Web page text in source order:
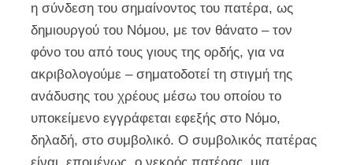
η σύνδεση του σημαίνοντος του πατέρα, ως
δημιουργού του Νόμου, με τον θάνατο – τον
φόνο του από τους γιους της ορδής, για να
ακριβολογούμε – σηματοδοτεί τη στιγμή της
ανάδυσης του χρέους μέσω του οποίου το
υποκείμενο εγγράφεται εφεξής στο Νόμο,
δηλαδή, στο συμβολικό. Ο συμβολικός πατέρας